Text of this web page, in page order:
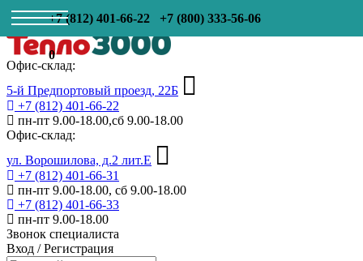
+7 (812) 401-66-22 +7 (800) 333-56-06
0
Офис-склад:
5-й Предпортовый проезд, 22Б
+7 (812) 401-66-22
пн-пт 9.00-18.00,сб 9.00-18.00
Офис-склад:
ул. Ворошилова, д.2 лит.Е
+7 (812) 401-66-31
пн-пт 9.00-18.00, сб 9.00-18.00
+7 (812) 401-66-33
пн-пт 9.00-18.00
Звонок специалиста
Вход /Регистрация